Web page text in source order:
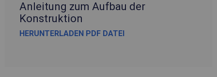
Anleitung zum Aufbau der
Konstruktion
HERUNTERLADEN PDF DATEI